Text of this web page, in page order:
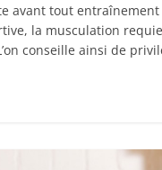
avant tout entraînement
la musculation
conseille ainsi de